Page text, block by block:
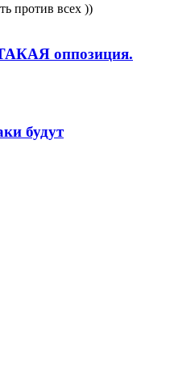
против всех ))
оппозиция.
будут